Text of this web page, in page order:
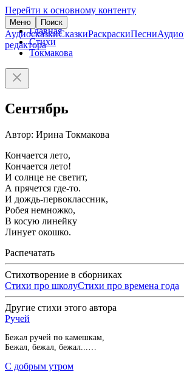
Перейти к основному контенту
Меню Поиск
АудиосказкиСказкиРаскраскиПесни
редактора
Главная
Стихи
Токмакова
Сентябрь
Автор: Ирина Токмакова
Кончается лето,
Кончается лето!
И солнце не светит,
А прячется где-то.
И дождь-первоклассник,
Робея немножко,
В косую линейку
Линует окошко.
Распечатать
Стихотворение в сборниках
Стихи про школуСтихи про времена года
Другие стихи этого автора
Ручей
Бежал ручей по камешкам,
Бежал, бежал, бежал...…
С добрым утром